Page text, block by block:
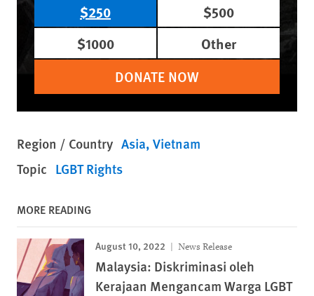
$250
$500
$1000
Other
DONATE NOW
Region / Country Asia Vietnam
Topic LGBT Rights
MORE READING
August 10, 2022 News Release
Malaysia: Diskriminasi oleh
Kerajaan Mengancam Warga LGBT